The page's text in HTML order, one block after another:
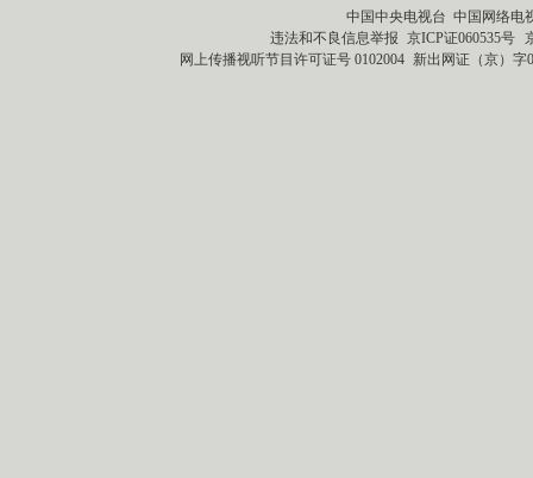
中国中央电视台 中国网络电
违法和不良信息举报 京ICP证060535号
网上传播视听节目许可证号 0102004 新出网证（京）